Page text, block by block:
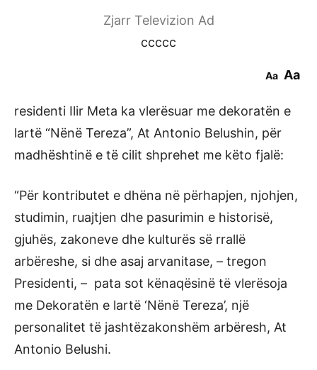
Zjarr Televizion Ad
ccccc
Aa Aa
residenti Ilir Meta ka vlerësuar me dekoratën e
lartë “Nënë Tereza”, At Antonio Belushin, për
madhështinë e të cilit shprehet me këto fjalë:
“Për kontributet e dhëna në përhapjen, njohjen,
studimin, ruajtjen dhe pasurimin e historisë,
gjuhës, zakoneve dhe kulturës së rrallë
arbëreshe, si dhe asaj arvanitase, – tregon
Presidenti, – pata sot kënaqësinë të vlerësoja
me Dekoratën e lartë ‘Nënë Tereza’, një
personalitet të jashtëzakonshëm arbëresh, At
Antonio Belushi.